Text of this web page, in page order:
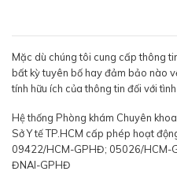
Mặc dù chúng tôi cung cấp thông
bất kỳ tuyên bố hay đảm bảo nào
tính hữu ích của thông tin đối với
Hệ thống Phòng khám Chuyên
Sở Y tế TP.HCM cấp phép hoạt
09422/HCM-GPHĐ; 05026/
ĐNAI-GPHĐ